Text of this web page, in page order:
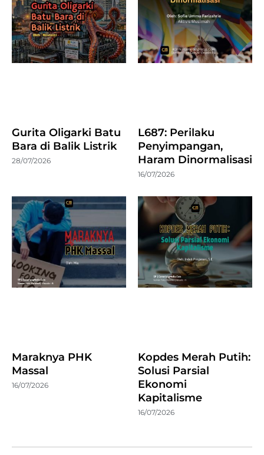
Gurita Oligarki Batu
Bara di Balik Listrik
28/07/2026
L687: Perilaku
Penyimpangan,
Haram Dinormalisasi
16/07/2026
Maraknya PHK
Massal
16/07/2026
Kopdes Merah Putih:
Solusi Parsial
Ekonomi
Kapitalisme
16/07/2026